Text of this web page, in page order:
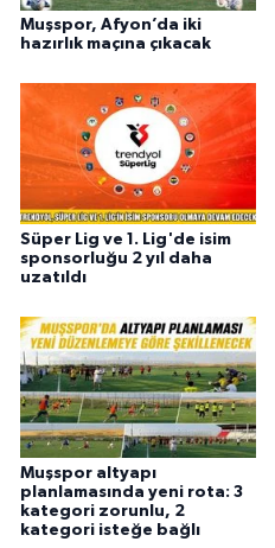
Muşspor, Afyon’da iki
hazırlık maçına çıkacak
Süper Lig ve 1. Lig'de isim
sponsorluğu 2 yıl daha
uzatıldı
Muşspor altyapı
planlamasında yeni rota: 3
kategori zorunlu, 2
kategori isteğe bağlı